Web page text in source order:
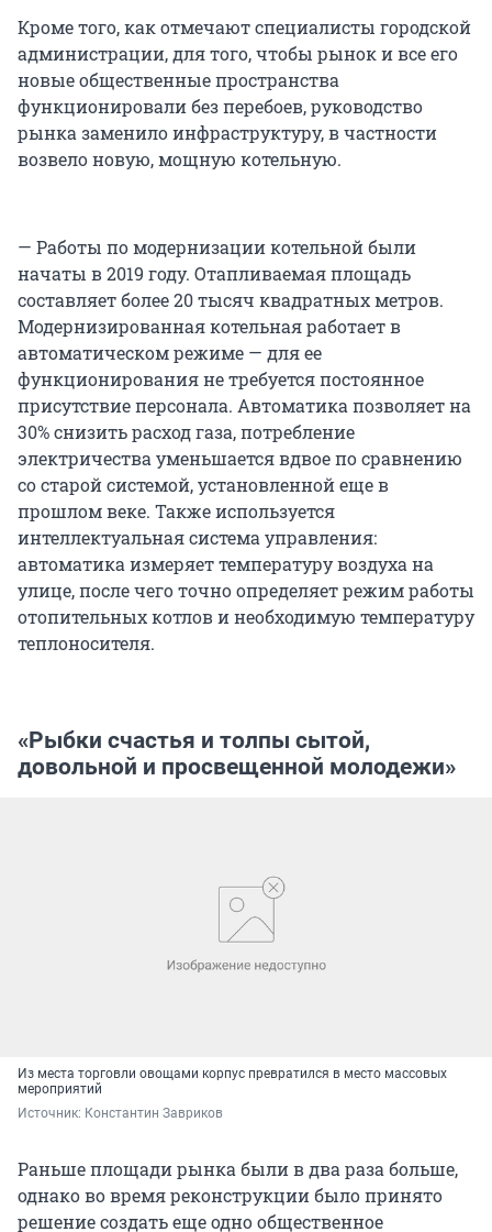
Кроме того, как отмечают специалисты городской
администрации, для того, чтобы рынок и все его
новые общественные пространства
функционировали без перебоев, руководство
рынка заменило инфраструктуру, в частности
возвело новую, мощную котельную.
— Работы по модернизации котельной были
начаты в 2019 году. Отапливаемая площадь
составляет более 20 тысяч квадратных метров.
Модернизированная котельная работает в
автоматическом режиме — для ее
функционирования не требуется постоянное
присутствие персонала. Автоматика позволяет на
30% снизить расход газа, потребление
электричества уменьшается вдвое по сравнению
со старой системой, установленной еще в
прошлом веке. Также используется
интеллектуальная система управления:
автоматика измеряет температуру воздуха на
улице, после чего точно определяет режим работы
отопительных котлов и необходимую температуру
теплоносителя.
«Рыбки счастья и толпы сытой,
довольной и просвещенной молодежи»
Из места торговли овощами корпус превратился в место массовых
мероприятий
Источник: Константин Завриков
Раньше площади рынка были в два раза больше,
однако во время реконструкции было принято
решение создать еще одно общественное